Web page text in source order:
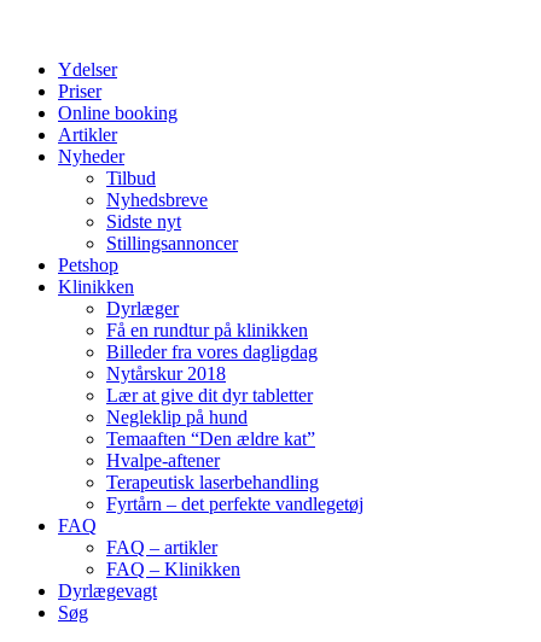
Ydelser
Priser
Online booking
Artikler
Nyheder
Tilbud
Nyhedsbreve
Sidste nyt
Stillingsannoncer
Petshop
Klinikken
Dyrlæger
Få en rundtur på klinikken
Billeder fra vores dagligdag
Nytårskur 2018
Lær at give dit dyr tabletter
Negleklip på hund
Temaaften “Den ældre kat”
Hvalpe-aftener
Terapeutisk laserbehandling
Fyrtårn – det perfekte vandlegetøj
FAQ
FAQ – artikler
FAQ – Klinikken
Dyrlægevagt
Søg